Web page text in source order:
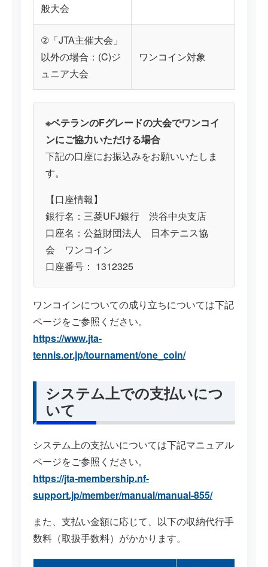
般大会
②「JTA主催大会」
以外の場合：(C)ジ
ュニア大会
ワンコイン対象
※ベテランのFグレードの大会でワンコイ
ンにご協力いただける場合
下記の口座にお振込みをお願いいたしま
す。
【口座情報】
銀行名：三菱UFJ銀行 渋谷中央支店
口座名：公益財団法人 日本テニス協
会 ワンコイン
口座番号： 1312325
ワンコインについての成り立ちについては下記
ページをご参照ください。
https://www.jta-
tennis.or.jp/tournament/one_coin/
システム上での支払いにつ
いて
システム上の支払いについては下記マニュアル
ページをご参照ください。
https://jta-membership.nf-
support.jp/member/manual/manual-855/
また、支払い金額に応じて、以下の収納代行手
数料（取扱手数料）がかかります。